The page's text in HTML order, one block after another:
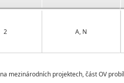
2 A, N
mezinárodních projektech, část OV